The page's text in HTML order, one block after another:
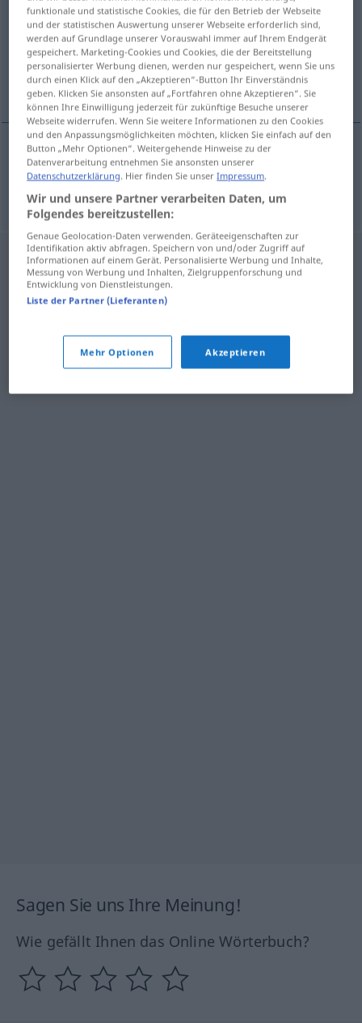
Übersicht aller Übersetzungen
(Für mehr Details die Übersetzung anklicken/antippen)
ebenbürtig gewachsen sein
ebenbürtigodgewachsensein dorastao
Sagen Sie uns Ihre Meinung!
Wie gefällt Ihnen das Online Wörterbuch?
funktionale und statistische Cookies, die für den Betrieb der Webseite
und der statistischen Auswertung unserer Webseite erforderlich sind,
werden auf Grundlage unserer Vorauswahl immer auf Ihrem Endgerät
gespeichert. Marketing-Cookies und Cookies, die der Bereitstellung
personalisierter Werbung dienen, werden nur gespeichert, wenn Sie uns
durch einen Klick auf den „Akzeptieren“-Button Ihr Einverständnis
geben. Klicken Sie ansonsten auf „Fortfahren ohne Akzeptieren“. Sie
können Ihre Einwilligung jederzeit für zukünftige Besuche unserer
Webseite widerrufen. Wenn Sie weitere Informationen zu den Cookies
und den Anpassungsmöglichkeiten möchten, klicken Sie einfach auf den
Button „Mehr Optionen“. Weitergehende Hinweise zu der
Datenverarbeitung entnehmen Sie ansonsten unserer
Datenschutzerklärung . Hier finden Sie unserImpressum
Wir und unsere Partner verarbeiten Daten, um
Folgendes bereitzustellen:
Genaue Geolocation-Daten verwenden. Geräteeigenschaften zur
Identifikation aktiv abfragen. Speichern von und/oder Zugriff auf
Informationen auf einem Gerät. Personalisierte Werbung und Inhalte,
Messung von Werbung und Inhalten, Zielgruppenforschung und
Entwicklung von Dienstleistungen.
Liste der Partner (Lieferanten)
Mehr Optionen Akzeptieren